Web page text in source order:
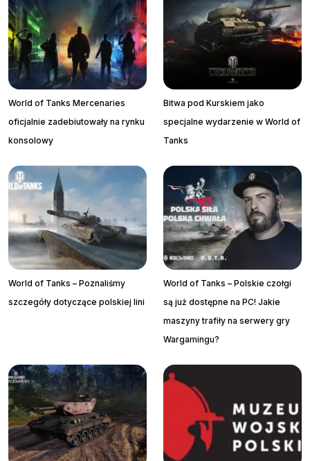
World of Tanks Mercenaries
oficjalnie zadebiutowały na rynku
konsolowy
Bitwa pod Kurskiem jako
specjalne wydarzenie w World of
Tanks
World of Tanks – Poznaliśmy
szczegóły dotyczące polskiej lini
World of Tanks – Polskie czołgi
są już dostępne na PC! Jakie
maszyny trafiły na serwery gry
Wargamingu?